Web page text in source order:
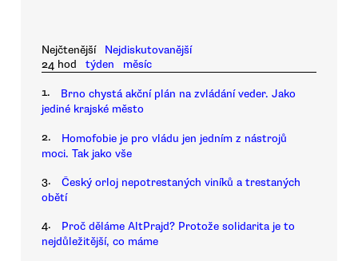
Nejčtenější
Nejdiskutovanější
24 hod
týden měsíc
1.
Brno chystá akční plán na zvládání veder. Jako
jediné krajské město
2.
Homofobie je pro vládu jen jedním z nástrojů
moci. Tak jako vše
3.
Český orloj nepotrestaných viníků a trestaných
obětí
4.
Proč děláme AltPrajd? Protože solidarita je to
nejdůležitější, co máme